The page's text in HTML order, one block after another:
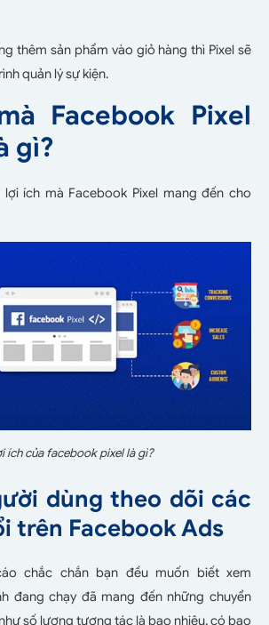
thêm sản phẩm vào giỏ hàng thì Pixel sẽ
quản lý sự kiện.
Facebook Pixel
gì?
ích mà Facebook Pixel mang đến cho
ích của facebook pixel là gì?
dùng theo dõi các
trên Facebook Ads
chắc chắn bạn đều muốn biết xem
đang chạy đã mang đến những chuyển
số lượng tương tác là bao nhiêu, có bao